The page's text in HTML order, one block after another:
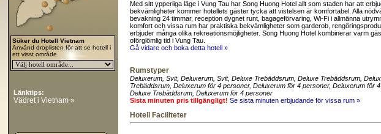
Med sitt ypperliga läge i Vung Tau har Song Huong Hotel allt som staden har att
bekvämligheter kommer hotellets gäster tycka att vistelsen är komfortabel. Alla
bevakning 24 timmar, reception dygnet runt, bagageförvaring, Wi-Fi i allmänna
komfort och vissa rum har praktiska bekvämligheter som garderob,
erbjuder många olika rekreationsmöjligheter. Song Huong Hotel kombinerar varm
oförglömlig tid i Vung Tau.
Gå vidare och boka detta hotell »
Rumstyper
Deluxerum , Svit, Deluxerum , Svit, Deluxe Trebäddsrum , Deluxe Trebäddsrum ,
Trebäddsrum , Deluxerum för 4 personer, Deluxerum för 4 personer, Deluxerum för
Deluxe Trebäddsrum , Deluxerum för 4 personer
Sista minuten pris tillgängligt! Se sista minuten erbjudande för vissa rum »
Hotell Faciliteter
Söker du Hotell Vietnam
Använd droplisten för att se hotell i
ett visst område
Länktips:
Vädret i Vietnam »